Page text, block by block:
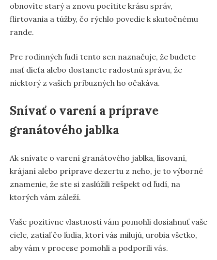
obnovíte starý a znovu pocítite krásu správ,
flirtovania a túžby, čo rýchlo povedie k skutočnému
rande.
Pre rodinných ľudí tento sen naznačuje, že budete
mať dieťa alebo dostanete radostnú správu, že
niektorý z vašich príbuzných ho očakáva.
Snívať o varení a príprave
granátového jablka
Ak snívate o varení granátového jablka, lisovaní,
krájaní alebo príprave dezertu z neho, je to výborné
znamenie, že ste si zaslúžili rešpekt od ľudí, na
ktorých vám záleží.
Vaše pozitívne vlastnosti vám pomohli dosiahnuť vaše
ciele, zatiaľ čo ľudia, ktorí vás milujú, urobia všetko,
aby vám v procese pomohli a podporili vás.